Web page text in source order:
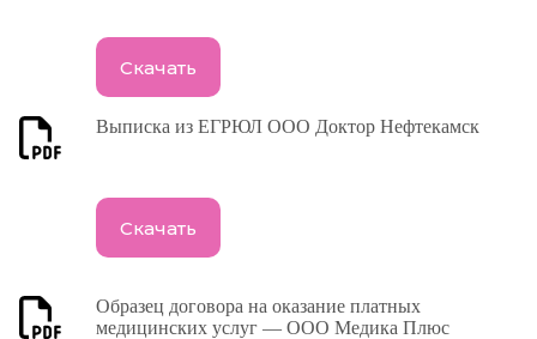
Скачать
Выписка из ЕГРЮЛ ООО Доктор Нефтекамск
Скачать
Образец договора на оказание платных
медицинских услуг — ООО Медика Плюс